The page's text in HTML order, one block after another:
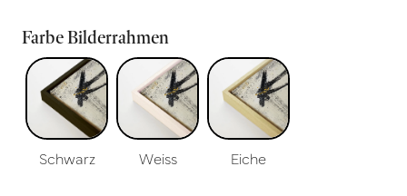
Farbe Bilderrahmen
Schwarz Weiss Eiche